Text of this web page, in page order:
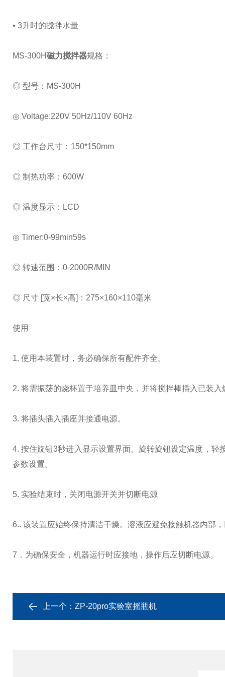
• 3升时的搅拌水量
MS-300H磁力搅拌器规格：
◎ 型号：MS-300H
◎ Voltage:220V 50Hz/110V 60Hz
◎ 工作台尺寸：150*150mm
◎ 制热功率：600W
◎ 温度显示：LCD
◎ Timer:0-99min59s
◎ 转速范围：0-2000R/MIN
◎ 尺寸 [宽×长×高]：275×160×110毫米
使用
1. 使用本装置时，务必确保所有配件齐全。
2. 将需振荡的烧杯置于培养皿中央，并将搅拌棒插入已装入
3. 将插头插入插座并接通电源。
4. 按住旋钮3秒进入显示设置界面。旋转旋钮设定温度，
参数设置。
5. 实验结束时，关闭电源开关并切断电源
6.. 该装置应始终保持清洁干燥。溶液应避免接触机器内部
7．为确保安全，机器运行时应接地，操作后应切断电源。
上一个： ZP-20pro实验室摇瓶机